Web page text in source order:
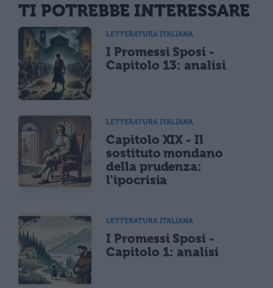
TI POTREBBE INTERESSARE
LETTERATURA ITALIANA
I Promessi Sposi -
Capitolo 13: analisi
LETTERATURA ITALIANA
Capitolo XIX - Il
sostituto mondano
della prudenza:
l'ipocrisia
LETTERATURA ITALIANA
I Promessi Sposi -
Capitolo 1: analisi